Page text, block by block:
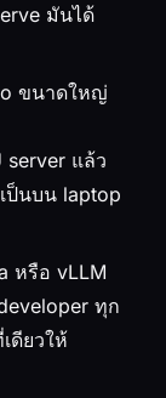
มันได้
ขนาดใหญ่
server แล้ว
ป็นบน laptop
หรือ vLLM
ทุก
ดียวให้